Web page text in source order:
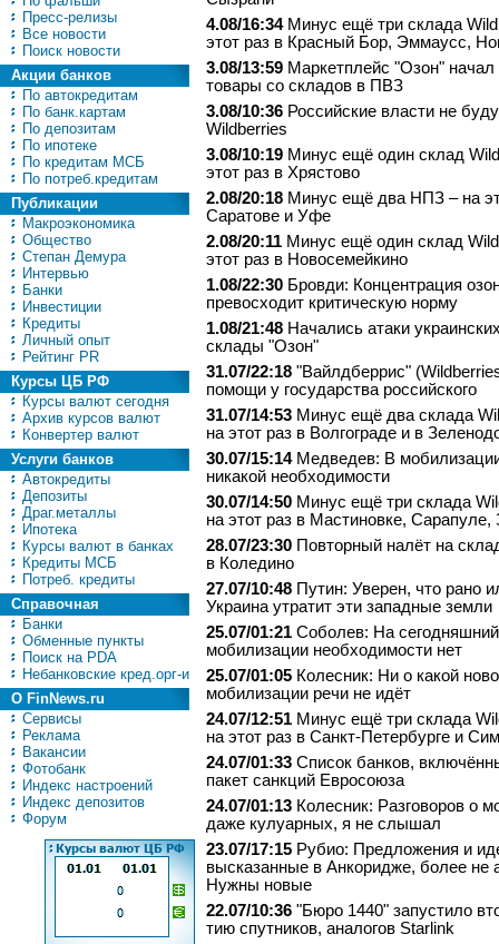
Пресс-релизы
Все новости
Поиск новости
Акции банков
По автокредитам
По банк.картам
По депозитам
По ипотеке
По кредитам МСБ
По потреб.кредитам
Публикации
Макроэкономика
Общество
Степан Демура
Интервью
Банки
Инвестиции
Кредиты
Личный опыт
Рейтинг PR
Курсы ЦБ РФ
Курсы валют сегодня
Архив курсов валют
Конвертер валют
Услуги банков
Автокредиты
Депозиты
Драг.металлы
Ипотека
Курсы валют в банках
Кредиты МСБ
Потреб. кредиты
Справочная
Банки
Обменные пункты
Поиск на PDA
Небанковские кред.орг-и
О FinNews.ru
Сервисы
Реклама
Вакансии
Фотобанк
Индекс настроений
Индекс депозитов
Форум
4.08/16:34 Минус ещё три склада
этот раз в Красный Бор, Эммаусс,
3.08/13:59 Маркетплейс "Озон" начал
товары со складов в ПВЗ
3.08/10:36 Российские власти не
Wildberries
3.08/10:19 Минус ещё один склад
этот раз в Хрястово
2.08/20:18 Минус ещё два НПЗ – на
Саратове и Уфе
2.08/20:11 Минус ещё один склад
этот раз в Новосемейкино
1.08/22:30 Бровди: Концентрация
превосходит критическую норму
1.08/21:48 Начались атаки
склады "Озон"
31.07/22:18 "Вайлдберрис"
помощи у государства российского
31.07/14:53 Минус ещё два склада
на этот раз в Волгограде и в
30.07/15:14 Медведев: В
никакой необходимости
30.07/14:50 Минус ещё три склада
на этот раз в Мастиновке, Сарапуле,
28.07/23:30 Повторный налёт на
в Коледино
27.07/10:48 Путин: Уверен, что рано
Украина утратит эти западные земли
25.07/01:21 Соболев: На
мобилизации необходимости нет
25.07/01:05 Колесник: Ни о какой
мобилизации речи не идёт
24.07/12:51 Минус ещё три склада
на этот раз в Санкт-Петербурге и
24.07/01:33 Список банков,
пакет санкций Евросоюза
24.07/01:13 Колесник: Разговоров о
даже кулуарных, я не слышал
23.07/17:15 Рубио: Предложения и
высказанные в Анкоридже, более не
Нужны новые
22.07/10:36 "Бю­ро 1440" за­пус­ти­ло
тию спут­ни­ков, аналогов Starlink